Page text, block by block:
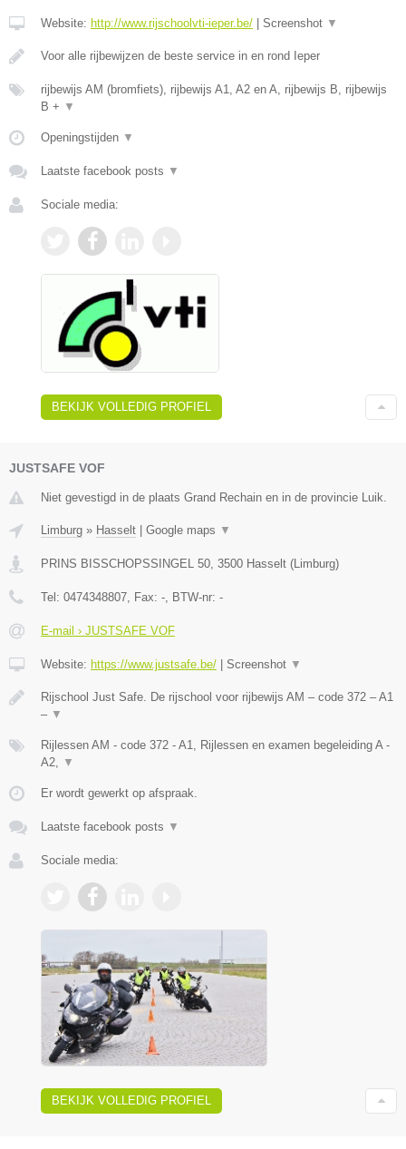
Website: http://www.rijschoolvti-ieper.be/ Screenshot ▼
Voor alle rijbewijzen de beste service in en rond Ieper
rijbewijs AM (bromfiets), rijbewijs A1, A2 en A, rijbewijs B, rijbewijs
B + ▼
Openingstijden ▼
Laatste facebook posts ▼
Sociale media:
BEKIJK VOLLEDIG PROFIEL
JUSTSAFE VOF
Niet gevestigd in de plaats Grand Rechain en in de provincie Luik.
Limburg » Hasselt Google maps ▼
PRINS BISSCHOPSSINGEL 50, 3500 Hasselt (Limburg)
Tel: 0474348807, Fax: -, BTW-nr: -
E-mail › JUSTSAFE VOF
Website: https://www.justsafe.be/ Screenshot ▼
Rijschool Just Safe. De rijschool voor rijbewijs AM – code 372 – A1
– ▼
Rijlessen AM - code 372 - A1, Rijlessen en examen begeleiding A -
A2, ▼
Er wordt gewerkt op afspraak.
Laatste facebook posts ▼
Sociale media:
BEKIJK VOLLEDIG PROFIEL